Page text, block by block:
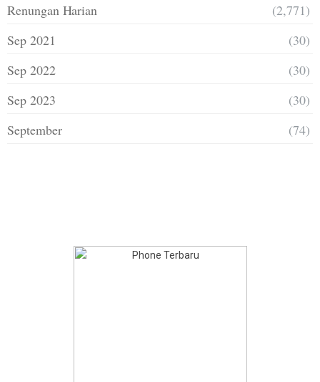
Renungan Harian
(2,771)
Sep 2021
(30)
Sep 2022
(30)
Sep 2023
(30)
September
(74)